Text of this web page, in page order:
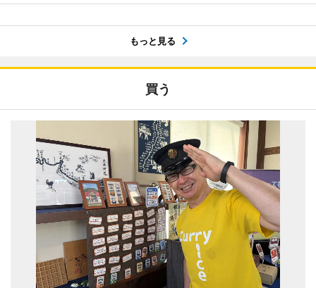
もっと見る
買う